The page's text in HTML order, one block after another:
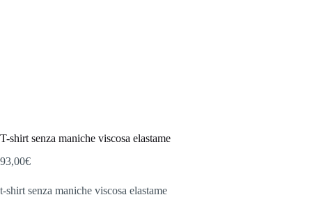
T-shirt senza maniche viscosa elastame
93,00€
t-shirt senza maniche viscosa elastame